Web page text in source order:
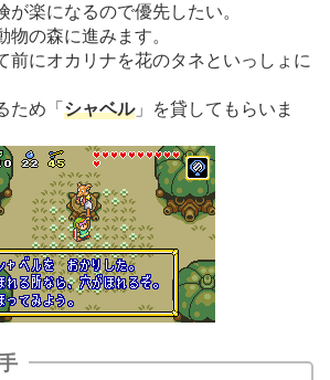
楽になるので優先したい。
物の森に進みます。
前にオカリナを花のタネといっしょに
ため「シャベル」を貸してもらいま